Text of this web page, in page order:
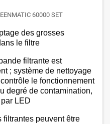
60000 SET
des grosses
le filtre
filtrante est
; système de nettoyage
le fonctionnement
degré de contamination,
LED
filtrantes peuvent être